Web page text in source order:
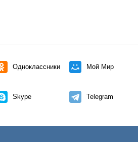
Одноклассники Мой Мир
Skype Telegram